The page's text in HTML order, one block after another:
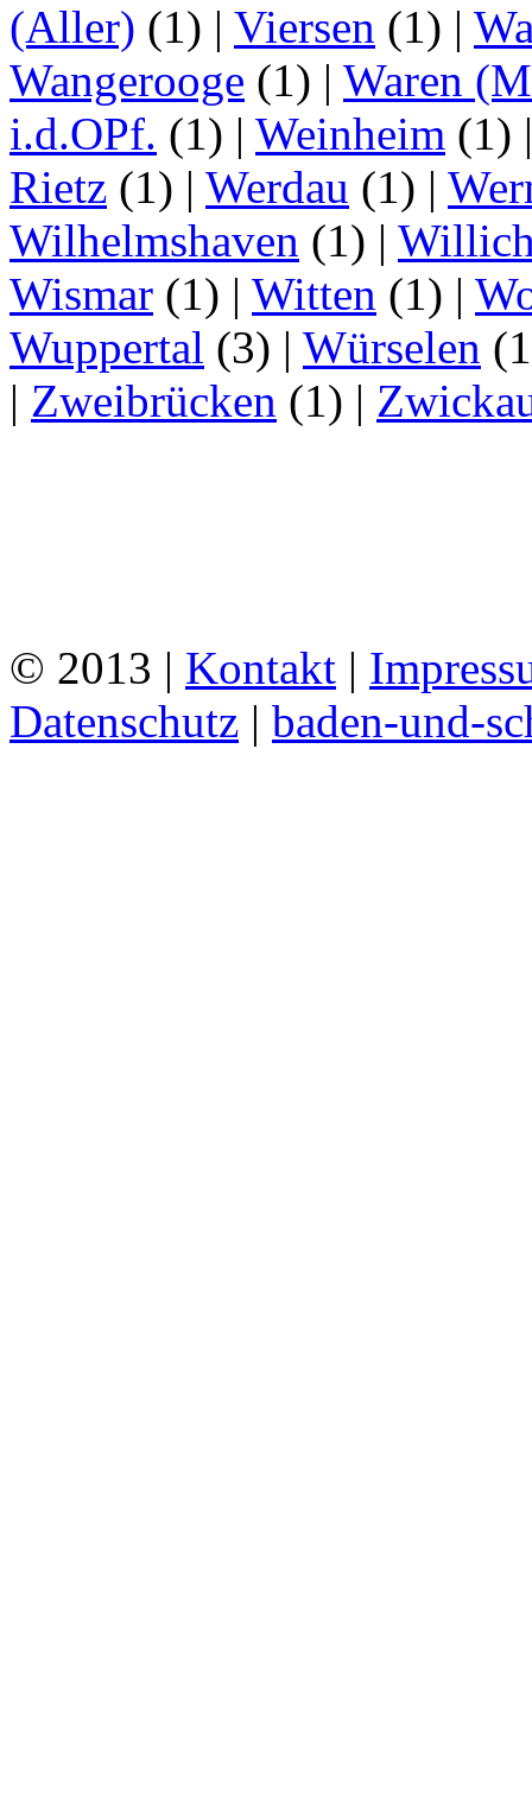
(Aller) (1) | Viersen (1) |
Wangerooge (1) | Waren
i.d.OPf. (1) | Weinheim (1)
Rietz (1) | Werdau (1) |
Wilhelmshaven (1) |
Wismar (1) | Witten (1) |
Wuppertal (3) | Würselen
| Zweibrücken (1) |
© 2013 | Kontakt |
Datenschutz | baden-und-